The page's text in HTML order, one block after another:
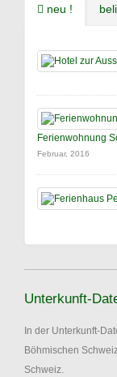
neu !
Ferienwohnung
Februar, 2016
Unterkunft-
In der Unterkunft-
Böhmischen
Schweiz.